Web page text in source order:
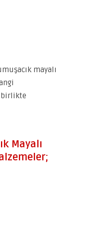
mayalı
birlikte
Mayalı